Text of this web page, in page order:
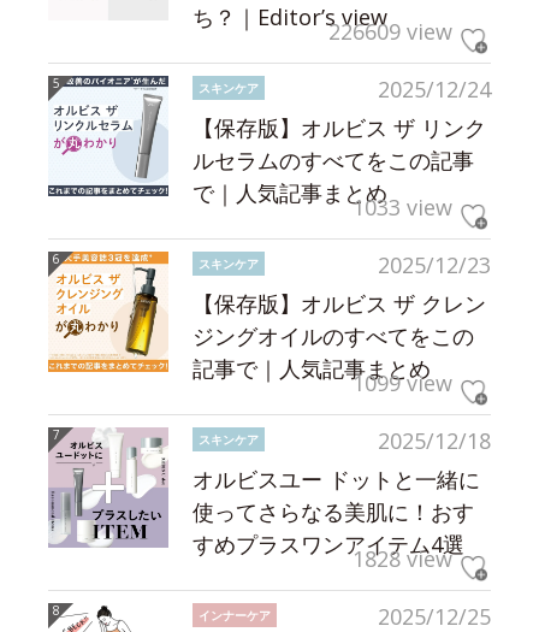
ち？｜Editor’s view226609 view
2025/12/24
スキンケア
【保存版】オルビス ザ リンク
ルセラムのすべてをこの記事
で｜人気記事まとめ1033 view
2025/12/23
スキンケア
【保存版】オルビス ザ クレン
ジングオイルのすべてをこの
記事で｜人気記事まとめ
1099 view
2025/12/18
スキンケア
オルビスユー ドットと一緒に
使ってさらなる美肌に！おす
すめプラスワンアイテム4選
1828 view
2025/12/25
インナーケア